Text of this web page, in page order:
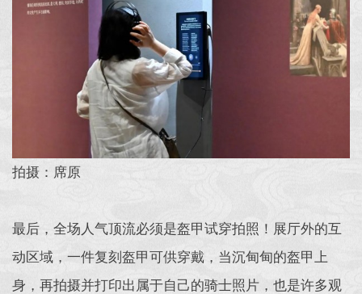
拍摄：席原
最后，全场人气顶流必须是盔甲试穿拍照！展厅外的互
动区域，一件复刻盔甲可供穿戴，当沉甸甸的盔甲上
身，再拍摄并打印出属于自己的骑士照片，也是许多观